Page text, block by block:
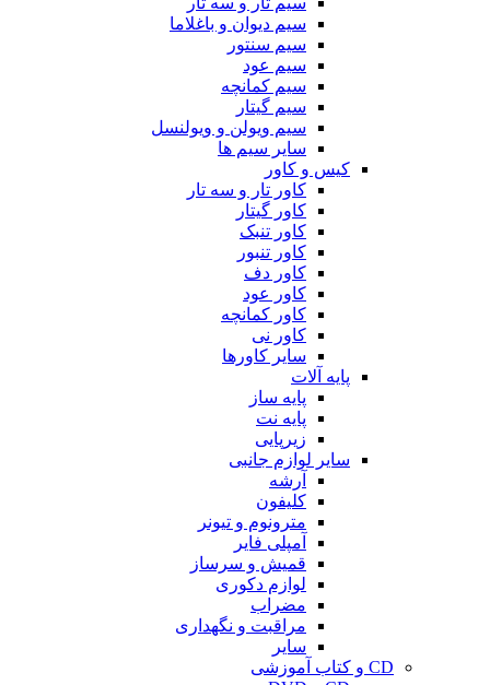
سیم دیوان و باغلاما
سیم سنتور
سیم عود
سیم کمانچه
سیم گیتار
سیم ویولن و ویولنسل
سایر سیم ها
کیس و کاور
کاور تار و سه تار
کاور گیتار
کاور تنبک
کاور تنبور
کاور دف
کاور عود
کاور کمانچه
کاور نی
سایر کاورها
پایه آلات
پایه ساز
پایه نت
زیرپایی
سایر لوازم جانبی
آرشه
کلیفون
مترونوم و تیونر
آمپلی فایر
قمیش و سرساز
لوازم دکوری
مضراب
مراقبت و نگهداری
سایر
CD و کتاب آموزشی